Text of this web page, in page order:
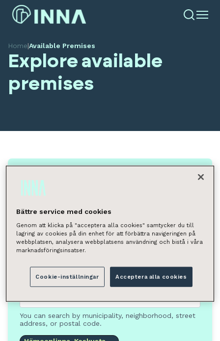
Home|Available Premises
Explore available
premises
Search available premises
Premises type
Square meter
You can search by municipality, neighborhood, street
address, or postal code.
Bättre service med cookies
Genom att klicka på "acceptera alla cookies" samtycker du till
lagring av cookies på din enhet för att förbättra navigeringen på
webbplatsen, analysera webbplatsens användning och bistå i våra
marknadsföringsinsatser.
Cookie-inställningar Acceptera alla cookies